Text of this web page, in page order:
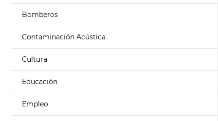
Bomberos
Contaminación Acústica
Cultura
Educación
Empleo